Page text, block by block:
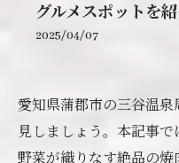
グルメスポットを
2025/04/07
愛知県蒲郡市の三谷温
見しましょう。本記事
野菜が織りなす絶品の